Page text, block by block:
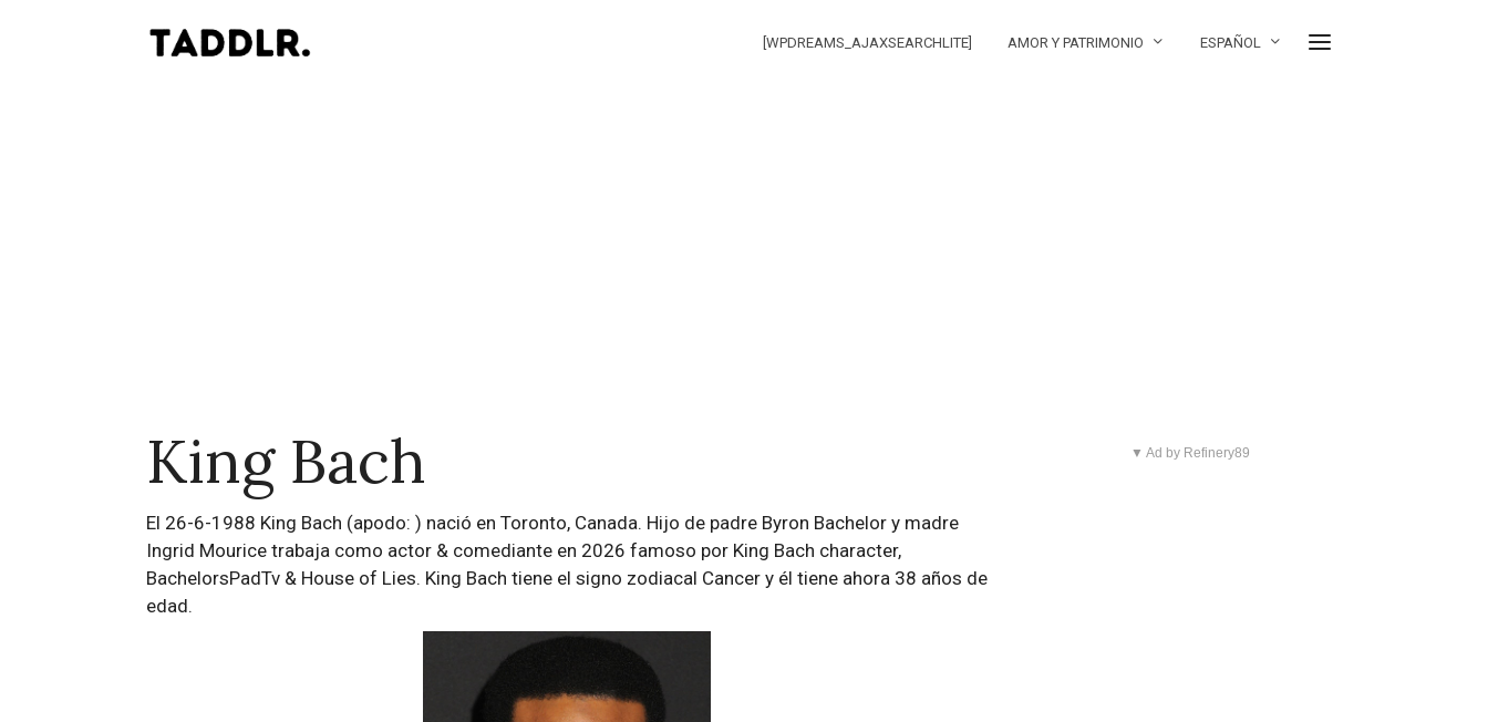
[WPDREAMS_AJAXSEARCHLITE] AMOR Y PATRIMONIO ESPAÑOL
King Bach
El 26-6-1988 King Bach (apodo: ) nació en Toronto, Canada. Hijo de padre Byron Bachelor y madre
Ingrid Mourice trabaja como actor & comediante en 2026 famoso por King Bach character,
BachelorsPadTv & House of Lies. King Bach tiene el signo zodiacal Cancer y él tiene ahora 38 años de
edad.
▼ Ad by Refinery89